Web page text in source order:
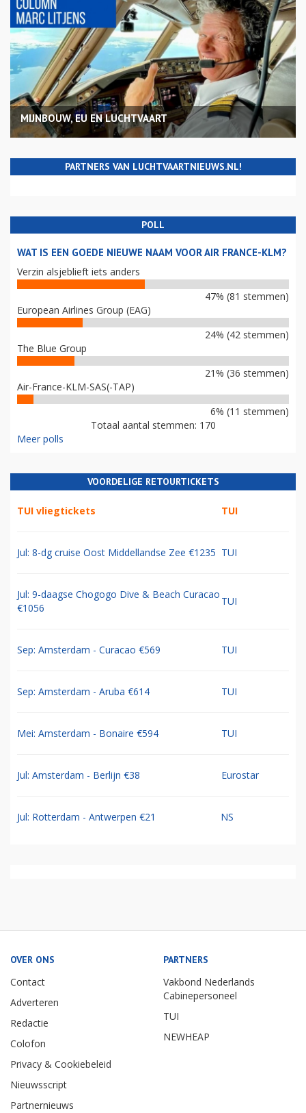
MIJNBOUW, EU EN LUCHTVAART
PARTNERS VAN LUCHTVAARTNIEUWS.NL!
POLL
WAT IS EEN GOEDE NIEUWE NAAM VOOR AIR FRANCE-KLM?
Verzin alsjeblieft iets anders
47% (81 stemmen)
European Airlines Group (EAG)
24% (42 stemmen)
The Blue Group
21% (36 stemmen)
Air-France-KLM-SAS(-TAP)
6% (11 stemmen)
Totaal aantal stemmen: 170
Meer polls
VOORDELIGE RETOURTICKETS
TUI vliegtickets TUI
Jul: 8-dg cruise Oost Middellandse Zee €1235 TUI
Jul: 9-daagse Chogogo Dive & Beach Curacao
€1056
TUI
Sep: Amsterdam - Curacao €569 TUI
Sep: Amsterdam - Aruba €614 TUI
Mei: Amsterdam - Bonaire €594 TUI
Jul: Amsterdam - Berlijn €38 Eurostar
Jul: Rotterdam - Antwerpen €21 NS
OVER ONS
Contact
Adverteren
Redactie
Colofon
Privacy & Cookiebeleid
Nieuwsscript
Partnernieuws
PARTNERS
Vakbond Nederlands
Cabinepersoneel
TUI
NEWHEAP